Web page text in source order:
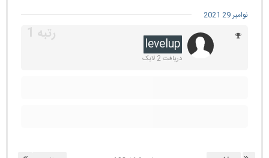
نوامبر 29 2021
levelup
دریافت 2 لایک